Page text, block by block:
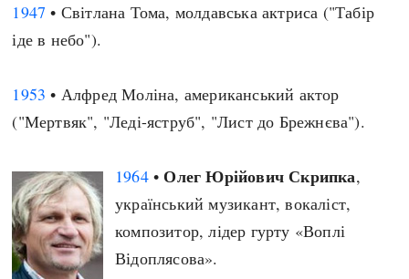
1947 • Світлана Тома, молдавська актриса ("Табір
іде в небо").
1953 • Алфред Моліна, американський актор
("Мертвяк", "Леді-яструб", "Лист до Брежнєва").
1964• Олег Юрійович Скрипка,
український музикант, вокаліст,
композитор, лідер гурту «Воплі
Відоплясова».